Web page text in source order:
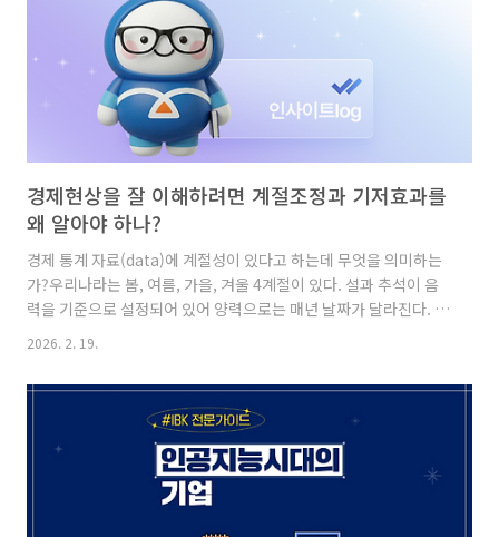
경제현상을 잘 이해하려면 계절조정과 기저효과를
왜 알아야 하나?
경제 통계 자료(data)에 계절성이 있다고 하는데 무엇을 의미하는
가?우리나라는 봄, 여름, 가을, 겨울 4계절이 있다. 설과 추석이 음
력을 기준으로 설정되어 있어 양력으로는 매년 날짜가 달라진다. 어
떤 해는 설이 1월, 또 어떤 해는 2월에 있고 추석도 9월 또는 10월에
후 설날이 2월에 속한 연도를 보면 아래와 같다. 물론 여기에 빠져
있다면 그해는 설날이 1월에 속해 있다. 추석의 경우는 어떠한 가?
2000년 이후 추석이 9월에 속한 연도를 보면 다음과 같다. 마찬가
지로 빠진 연도는 10월에 추석이 속해 있다는 뜻이다. 설, 추석 명절
에 경제활동이 늘어나는 이유는 무엇일까?명절 전후로 기업 간 거
래(B2B)뿐만 아니라 개인..
2026. 2. 19.